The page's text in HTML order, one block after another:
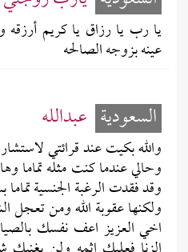
يا رب يا رزاق يا كريم
عينه بزوجه الصالحه
السعودية عبدالله
والله بكيت عند قرائتي
وحالي عندما كنت مثله تماما
وقد فقدت الرغبة الجنسية
ولكنها عقوبة الله ومن تعجل
اخي العزيز اعف نفسك